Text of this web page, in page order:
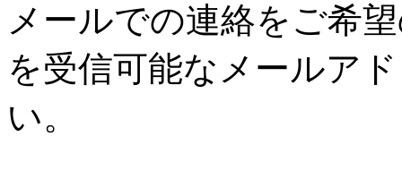
メールでの連絡をご希
を受信可能なメールア
い。